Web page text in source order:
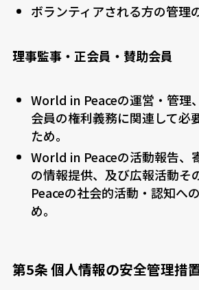
ボランティアされる方の管理
理事監事・正会員・賛助会員
World in Peaceの運営・管理
会員の権利義務に関連して必
ため。
World in Peaceの活動報告、
の情報提供、及び広報活動
Peaceの社会的活動・認知へ
め。
第5条 個人情報の安全管理措